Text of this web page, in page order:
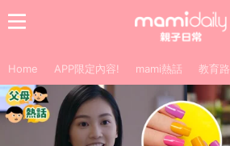
Home APP限定內容! mami熱話 教育路